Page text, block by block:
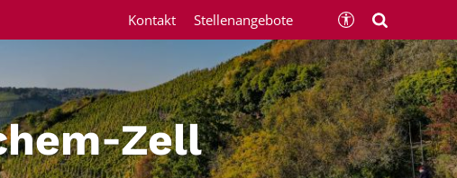
Kontakt Stellenangebote